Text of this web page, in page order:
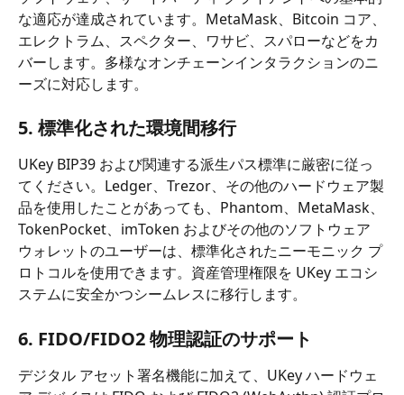
な適応が達成されています。MetaMask、Bitcoin コア、
エレクトラム、スペクター、ワサビ、スパローなどをカ
バーします。多様なオンチェーンインタラクションのニ
ーズに対応します。
5. 標準化された環境間移行
UKey BIP39 および関連する派生パス標準に厳密に従っ
てください。Ledger、Trezor、その他のハードウェア製
品を使用したことがあっても、Phantom、MetaMask、
TokenPocket、imToken およびその他のソフトウェア
ウォレットのユーザーは、標準化されたニーモニック プ
ロトコルを使用できます。資産管理権限を UKey エコシ
ステムに安全かつシームレスに移行します。
6. FIDO/FIDO2 物理認証のサポート
デジタル アセット署名機能に加えて、UKey ハードウェ